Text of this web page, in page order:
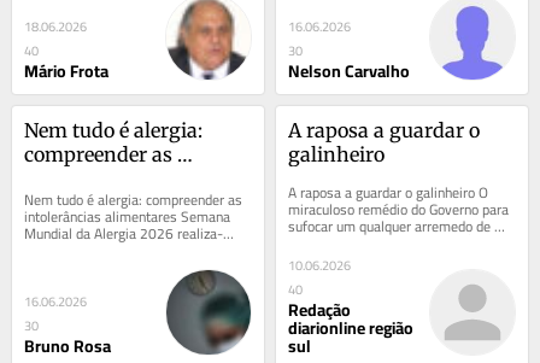
18.06.2026
40
Mário Frota
16.06.2026
30
Nelson Carvalho
Nem tudo é alergia:
compreender as
alimentares
Nem tudo é alergia: compreender as
intolerâncias alimentares Semana
Mundial da Alergia 2026 realiza-
se entre 21 e 27 de junho de 2026
16.06.2026
30
Bruno Rosa
A raposa a guardar o
galinheiro
A raposa a guardar o galinheiro O
miraculoso remédio do Governo para
sufocar um qualquer arremedo de
política de consumidores POLÍTICA
DE...
10.06.2026
40
Redação
diarionline região
sul